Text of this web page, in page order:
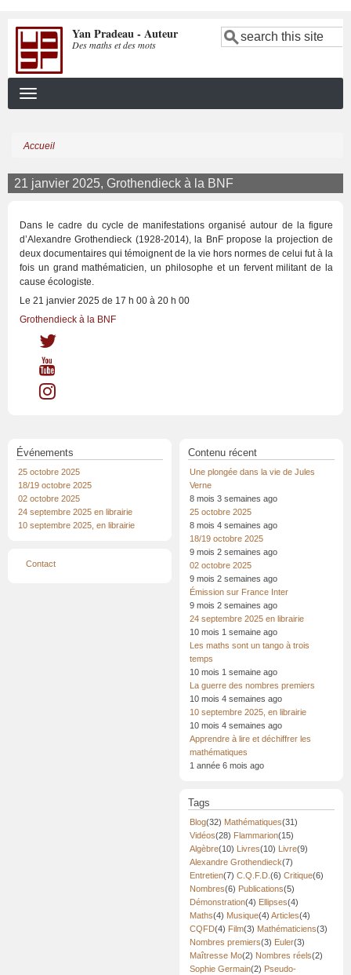
contenu
principal
Search
Yan Pradeau - Auteur
Des maths et des mots
d'Ariane
Accueil
21 janvier 2025, Grothendieck à la BNF
Dans le cadre du cycle de manifestations organisé autour de la figure
d’Alexandre Grothendieck (1928-2014), la BnF propose la projection de
deux documentaires qui témoignent de la vie hors normes de celui fut à la
fois un grand mathématicien, un philosophe et un fervent militant de la
cause écologiste.
Le 21 janvier 2025 de 17 h 00 à 20 h 00
Grothendieck à la BNF
Événements
25 octobre 2025
18/19 octobre 2025
02 octobre 2025
24 septembre 2025 en librairie
10 septembre 2025, en librairie
Menu
Contact
Contenu récent
Une plongée dans la vie de Jules
Verne
8 mois 3 semaines ago
25 octobre 2025
8 mois 4 semaines ago
18/19 octobre 2025
9 mois 2 semaines ago
02 octobre 2025
9 mois 2 semaines ago
Émission sur France Inter
9 mois 2 semaines ago
24 septembre 2025 en librairie
10 mois 1 semaine ago
Les maths sont un tango à trois
temps
10 mois 1 semaine ago
La guerre des nombres premiers
10 mois 4 semaines ago
10 septembre 2025, en librairie
10 mois 4 semaines ago
Apprendre à lire et déchiffrer les
mathématiques
1 année 6 mois ago
Tags
Blog(32) Mathématiques(31)
Vidéos(28) Flammarion(15)
Algèbre(10) Livres(10) Livre(9)
Alexandre Grothendieck(7)
Entretien(7) C.Q.F.D. (6) Critique(6)
Nombres(6) Publications(5)
Démonstration(4) Ellipses(4)
Maths(4) Musique(4) Articles(4)
CQFD(4) Film(3) Mathématiciens(3)
Nombres premiers(3) Euler(3)
Maîtresse Mo(2) Nombres réels(2)
Sophie Germain(2) Pseudo-